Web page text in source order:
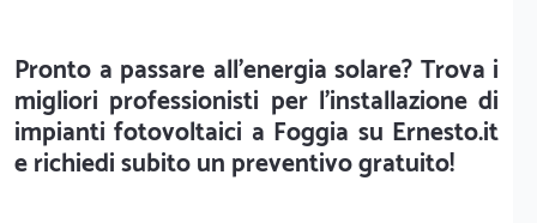
Pronto a passare all'energia solare? Trova i
migliori professionisti per l'installazione di
impianti fotovoltaici a Foggia su Ernesto.it
e richiedi subito un preventivo gratuito!